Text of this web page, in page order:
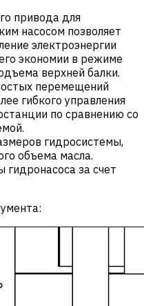
привода для
насосом позволяет
электроэнергии
экономии в режиме
верхней балки.
перемещений
гибкого управления
по сравнению со
гидросистемы,
объема масла.
гидронасоса за счет